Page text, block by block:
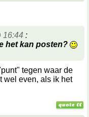
16:44 :
het kan posten?
tegen waar de
wel even, als ik het